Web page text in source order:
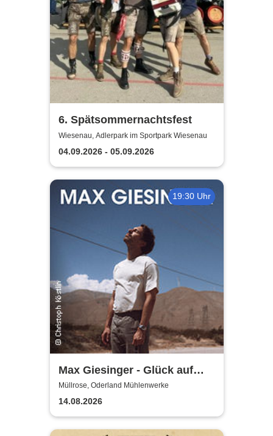
6. Spätsommernachtsfest
Wiesenau, Adlerpark im Sportpark Wiesenau
04.09.2026 - 05.09.2026
19:30 Uhr
Max Giesinger - Glück auf
den Straßen 2026
Müllrose, Oderland Mühlenwerke
14.08.2026